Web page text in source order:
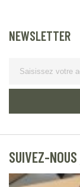
NEWSLETTER
SUIVEZ-NOUS